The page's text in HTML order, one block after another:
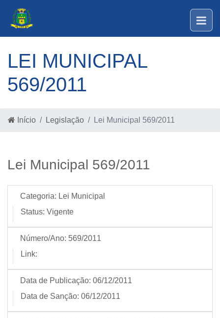
LEI MUNICIPAL
569/2011
Início Legislação Lei Municipal 569/2011
Lei Municipal 569/2011
Categoria: Lei Municipal
Status: Vigente
Número/Ano: 569/2011
Link:
Data de Publicação: 06/12/2011
Data de Sanção: 06/12/2011